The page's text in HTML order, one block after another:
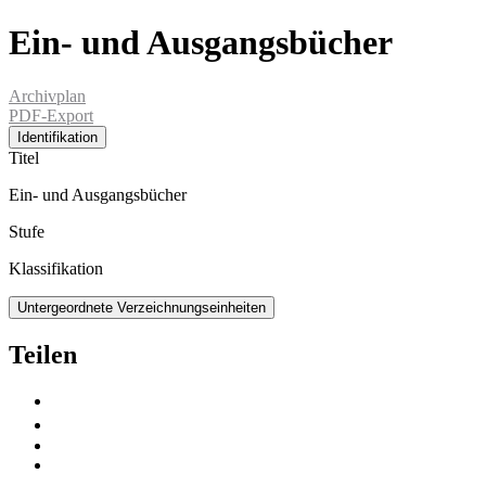
Ein- und Ausgangsbücher
Archivplan
PDF-Export
Identifikation
Titel
Ein- und Ausgangsbücher
Stufe
Klassifikation
Untergeordnete Verzeichnungseinheiten
Teilen